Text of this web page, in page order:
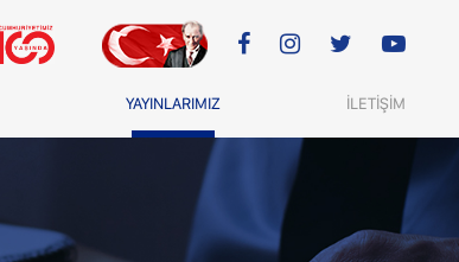
YAYINLARIMIZ İLETİŞİM